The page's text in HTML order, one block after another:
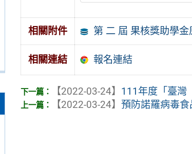
相關附件 第 二 屆 果核獎助學
相關連結 報名連結
【2022-03-24】 111年度「臺灣
【2022-03-24】預防諾羅病毒